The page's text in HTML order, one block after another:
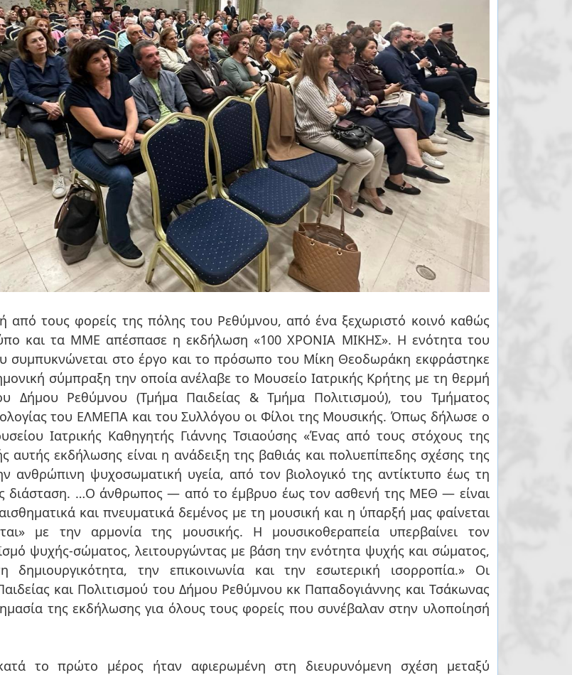
από τους φορείς της πόλης του Ρεθύμνου, από ένα ξεχωριστό κοινό καθώς
και τα ΜΜΕ απέσπασε η εκδήλωση «100 ΧΡΟΝΙΑ ΜΙΚΗΣ». Η ενότητα του
συμπυκνώνεται στο έργο και το πρόσωπο του Μίκη Θεοδωράκη εκφράστηκε
σύμπραξη την οποία ανέλαβε το Μουσείο Ιατρικής Κρήτης με τη θερμή
Δήμου Ρεθύμνου (Τμήμα Παιδείας & Τμήμα Πολιτισμού), του Τμήματος
του ΕΛΜΕΠΑ και του Συλλόγου οι Φίλοι της Μουσικής. Όπως δήλωσε ο
Ιατρικής Καθηγητής Γιάννης Τσιαούσης «Ένας από τους στόχους της
αυτής εκδήλωσης είναι η ανάδειξη της βαθιάς και πολυεπίπεδης σχέσης της
ανθρώπινη ψυχοσωματική υγεία, από τον βιολογικό της αντίκτυπο έως τη
διάσταση. …Ο άνθρωπος — από το έμβρυο έως τον ασθενή της ΜΕΘ — είναι
και πνευματικά δεμένος με τη μουσική και η ύπαρξή μας φαίνεται
με την αρμονία της μουσικής. Η μουσικοθεραπεία υπερβαίνει τον
ψυχής-σώματος, λειτουργώντας με βάση την ενότητα ψυχής και σώματος,
δημιουργικότητα, την επικοινωνία και την εσωτερική ισορροπία.» Οι
και Πολιτισμού του Δήμου Ρεθύμνου κκ Παπαδογιάννης και Τσάκωνας
της εκδήλωσης για όλους τους φορείς που συνέβαλαν στην υλοποίησή